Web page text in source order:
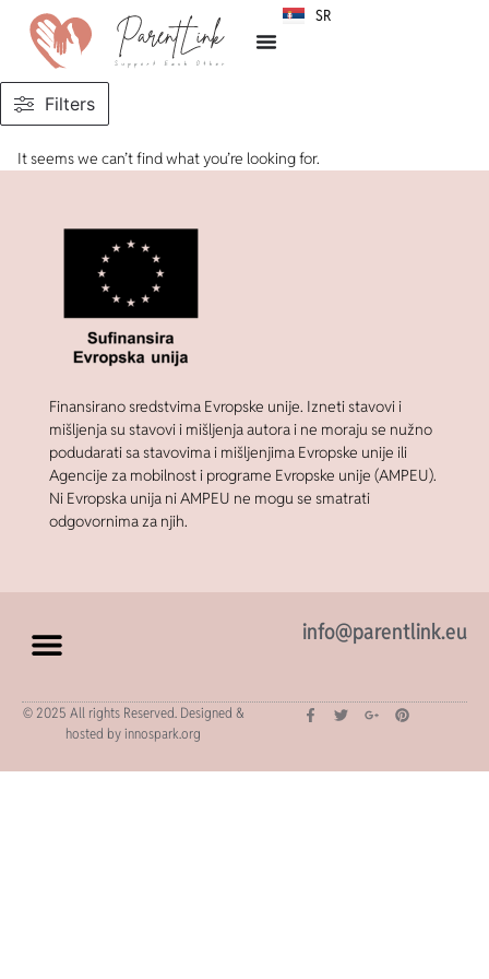
SR
HR
Filters
It seems we can’t find what you’re looking for.
Finansirano sredstvima Evropske unije. Izneti stavovi i
mišljenja su stavovi i mišljenja autora i ne moraju se nužno
podudarati sa stavovima i mišljenjima Evropske unije ili
Agencije za mobilnost i programe Evropske unije (AMPEU).
Ni Evropska unija ni AMPEU ne mogu se smatrati
odgovornima za njih.
info@parentlink.eu
© 2025 All rights Reserved. Designed &
hosted by innospark.org